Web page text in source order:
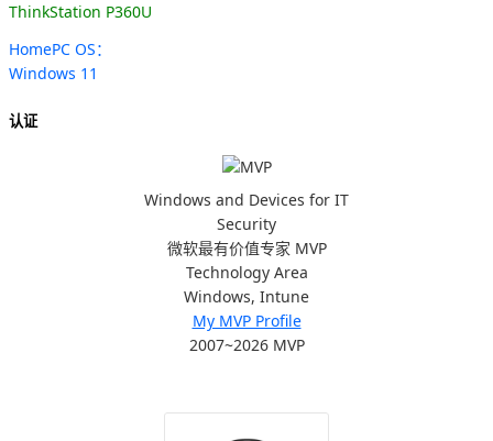
ThinkStation P360U
HomePC OS：
Windows 11
认证
Windows and Devices for IT
Security
微软最有价值专家 MVP
Technology Area
Windows, Intune
My MVP Profile
2007~2026 MVP